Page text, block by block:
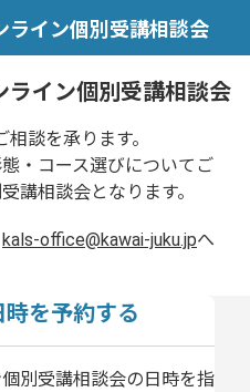
ライン個別受講相談会
ライン個別受講相談会
談を承ります。
・コース選びについてご
講相談会となります。
kals-office@kawai-juku.jpへ
を予約する
別受講相談会の日時を指